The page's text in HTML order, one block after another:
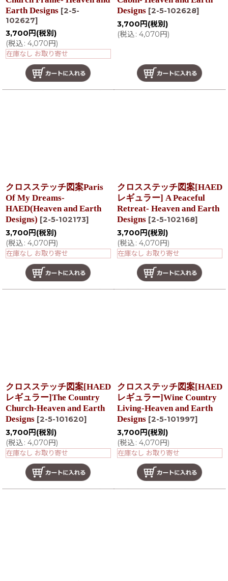
Earth Designs [2-5-
102627]
3,700 円 (税別)
(税込: 4,070円)
在庫なし お取り寄せ
Designs [2-5-102628]
3,700 円 (税別)
(税込: 4,070円)
クロスステッチ図案Paris
Of My Dreams-
HAED(Heaven and Earth
Designs) [2-5-102173]
3,700 円 (税別)
(税込: 4,070円)
在庫なし お取り寄せ
クロスステッチ図案[HAED
レギュラー] A Peaceful
Retreat- Heaven and Earth
Designs [2-5-102168]
3,700 円 (税別)
(税込: 4,070円)
在庫なし お取り寄せ
クロスステッチ図案[HAED
レギュラー]The Country
Church-Heaven and Earth
Designs [2-5-101620]
3,700 円 (税別)
(税込: 4,070円)
在庫なし お取り寄せ
クロスステッチ図案[HAED
レギュラー]Wine Country
Living-Heaven and Earth
Designs [2-5-101997]
3,700 円 (税別)
(税込: 4,070円)
在庫なし お取り寄せ